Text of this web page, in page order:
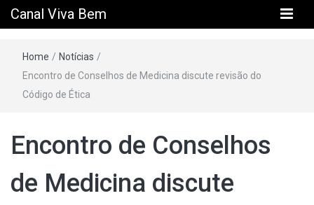
Canal Viva Bem
Home / Notícias /
Encontro de Conselhos de Medicina discute revisão do
Código de Ética
Encontro de Conselhos
de Medicina discute